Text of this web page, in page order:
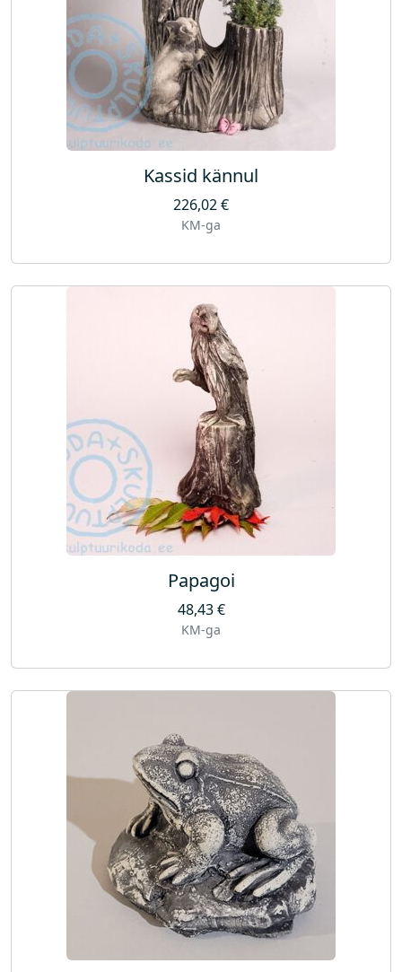
Kassid kännul
226,02€
KM-ga
Papagoi
48,43€
KM-ga